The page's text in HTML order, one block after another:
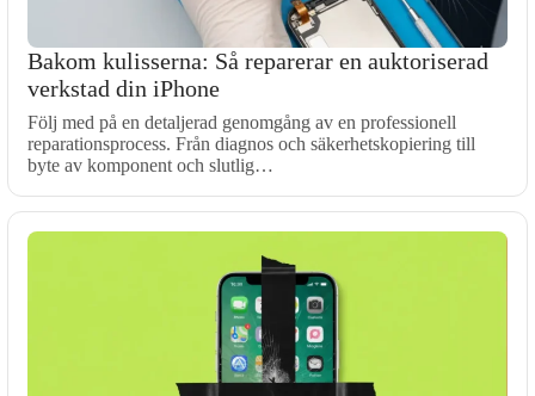
Bakom kulisserna: Så reparerar en auktoriserad
verkstad din iPhone
Följ med på en detaljerad genomgång av en professionell
reparationsprocess. Från diagnos och säkerhetskopiering till
byte av komponent och slutlig…